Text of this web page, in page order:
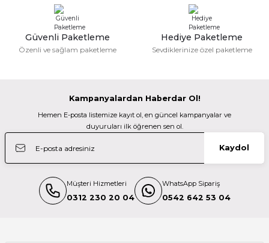
Güvenli Paketleme
Özenli ve sağlam paketleme
Hediye Paketleme
Sevdiklerinize özel paketleme
Kampanyalardan Haberdar Ol!
Hemen E-posta listemize kayıt ol, en güncel kampanyalar ve
duyuruları ilk öğrenen sen ol.
Kaydol
Müşteri Hizmetleri
0312 230 20 04
WhatsApp Sipariş
0542 642 53 04